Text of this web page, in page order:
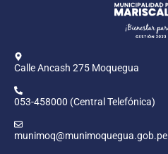
Calle Ancash 275 Moquegua
053-458000 (Central Telefónica)
munimoq@munimoquegua.gob.pe